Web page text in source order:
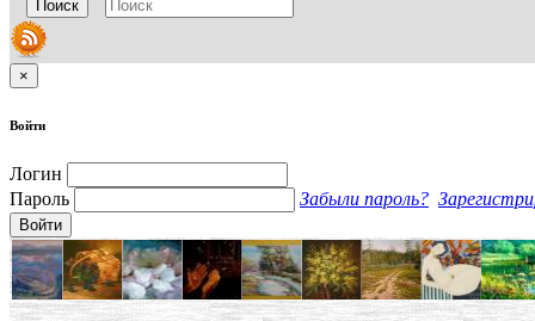
×
Войти
Логин
Пароль
Забыли пароль?
Войти